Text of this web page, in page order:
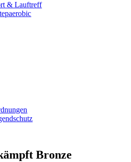
& Lauftreff
Bronze